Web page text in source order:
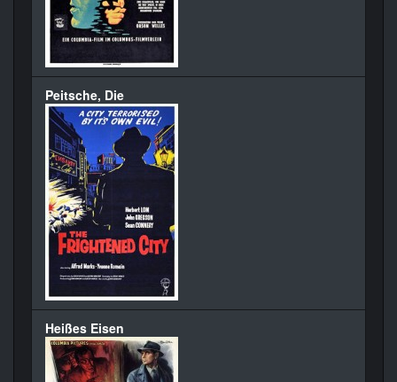
Peitsche, Die
Heißes Eisen